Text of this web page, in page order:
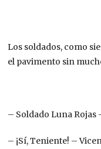
Los soldados, como
el pavimento sin
– Soldado Luna Rojas
– ¡Sí, Teniente! –